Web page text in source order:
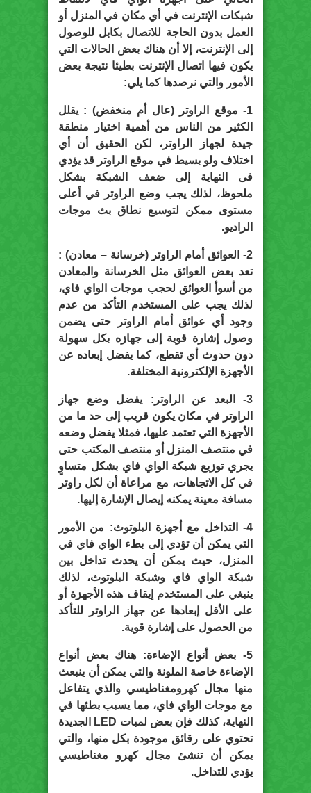
شبكات الإنترنت في أي مكان في المنزل أو
العمل بدون الحاجة للاتصال بكابل للوصول
إلى الإنترنت، إلا أن هناك بعض الحالات التي
يكون فيها اتصال الإنترنت بطيئا نتيجة بعض
الأمور والتي نرصدها كما يلي:
1- موقع الراوتر (عال أم منخفض) : يقلل
الكثير من الناس من أهمية اختيار منطقة
جيدة لجهاز الراوتر، لكن الحقيق أن أي
اختلاف ولو بسيط في موقع الراوتر قد يؤدي
فى النهاية إلى ضعف الشبكة بشكل
ملحوظ، لذلك يجب وضع الراوتر في أعلى
مستوى ممكن لتوسيع نطاق بث موجات
الراديو.
2- العوائق أمام الراوتر (خرسانة – معادن) :
تعد بعض العوائق مثل الخرسانة والمعادن
من أسوأ العوائق لحجب موجات الواي فاي،
لذلك يجب على المستخدم التأكد من عدم
وجود أي عوائق أمام الراوتر حتى يضمن
وصول إشارة قوية إلى جهازه بكل سهولة
دون حدوث أي تقطع، كما يفضل إبعاده عن
الأجهزة الإلكترونية المختلفة.
3- البعد عن الراوتر: يفضل وضع جهاز
الراوتر في مكان يكون قريب إلى حد ما من
الأجهزة التي تعتمد عليها، فمثلا يفضل وضعه
في منتصف المنزل أو منتصف المكتب حتى
يجري توزيع شبكة الواي فاي بشكل متساوٍ
في كل الاتجاهات، مع مراعاة أن لكل راوتر
مسافة معينة يمكنه إيصال الإشارة إليها.
4- التداخل مع أجهزة البلوتوث: من الأمور
التي يمكن أن تؤدي إلى بطء الواي فاي في
المنزل، حيث يمكن أن يحدث تداخل بين
شبكة الواي فاي وشبكة البلوتوث، لذلك
ينبغي على المستخدم إيقاف هذه الأجهزة أو
على الأقل إبعادها عن جهاز الراوتر للتأكد
من الحصول على إشارة قوية.
5- بعض أنواع الإضاءة: هناك بعض أنواع
الإضاءة خاصة الملونة والتي يمكن أن ينبعث
منها مجال كهرومغناطيسي والذي يتفاعل
مع موجات الواي فاي، مما يسبب بطئها في
النهاية، كذلك فإن بعض لمبات LED الجديدة
تحتوي على رقائق موجودة بكل منها، والتي
يمكن أن تنشئ مجال كهرو مغناطيسي
يؤدي للتداخل.